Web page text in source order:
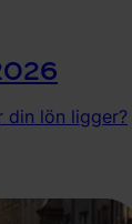
din lön ligger?